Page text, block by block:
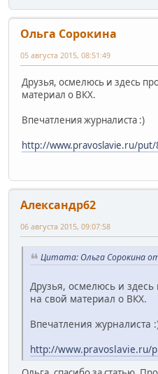
Ольга Сорокина
05 августа 2015, 08:51:49
Друзья, осмелюсь и здесь
материал о ВКХ.
Впечатления журналиста :)
http://www.pravoslavie.ru/
Александр62
06 августа 2015, 09:07:58
Цитата: Ольга Сорокина
Друзья, осмелюсь и здесь
на свой материал о ВКХ.
Впечатления журналиста
http://www.pravoslavie.ru/